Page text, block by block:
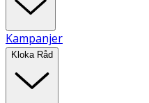
Kampanjer
Kloka Råd